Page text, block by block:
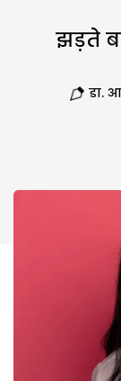
झड़ते
डा.